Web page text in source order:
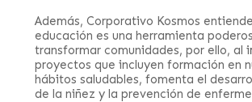
Además, Corporativo Kosmos
educación es una herramienta
transformar comunidades, por ello, al
proyectos que incluyen formación en
hábitos saludables, fomenta el
de la niñez y la prevención de